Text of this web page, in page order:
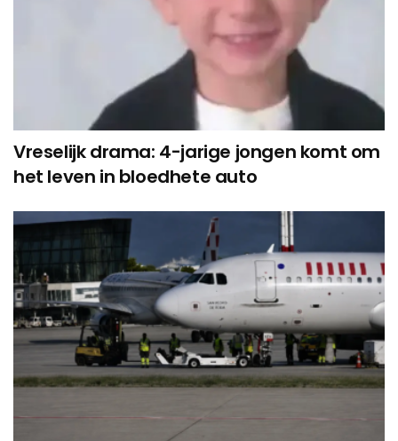
Vreselijk drama: 4-jarige jongen komt om
het leven in bloedhete auto